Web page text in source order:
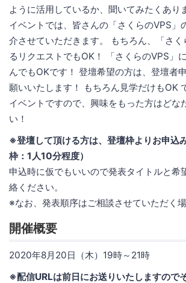
ように活用しているか、聞いてみたくあり
イベントでは、皆さんの「さくらのVPS」
介させていただきます。 もちろん、「さ
るリクエストでもOK！ 「さくらのVPS」
んでもOKです！ 登壇希望の方は、登壇者
願いいたします！ もちろん見学だけもOK
イベントですので、興味をもった方はどな
い！
※登壇して頂ける方は、登壇枠よりお申込
枠：1人10分程度）
申込時に仮でもいいので発表タイトルと希
絡ください。
※なお、発表順序はご相談させていただく場
開催概要
2020年8月20日（木）19時～21時
※配信URLは前日にお送りいたしますので